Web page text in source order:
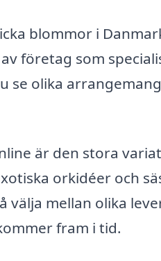
blommor i
företag som
se olika
är den stora
orkidéer och
välja mellan olika
fram i tid.